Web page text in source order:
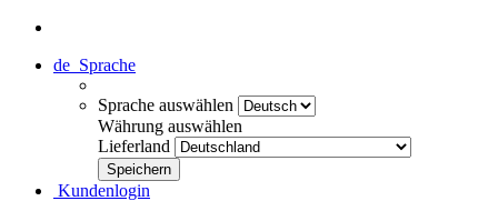
de Sprache
Sprache auswählen
Währung auswählen
Lieferland
Kundenlogin